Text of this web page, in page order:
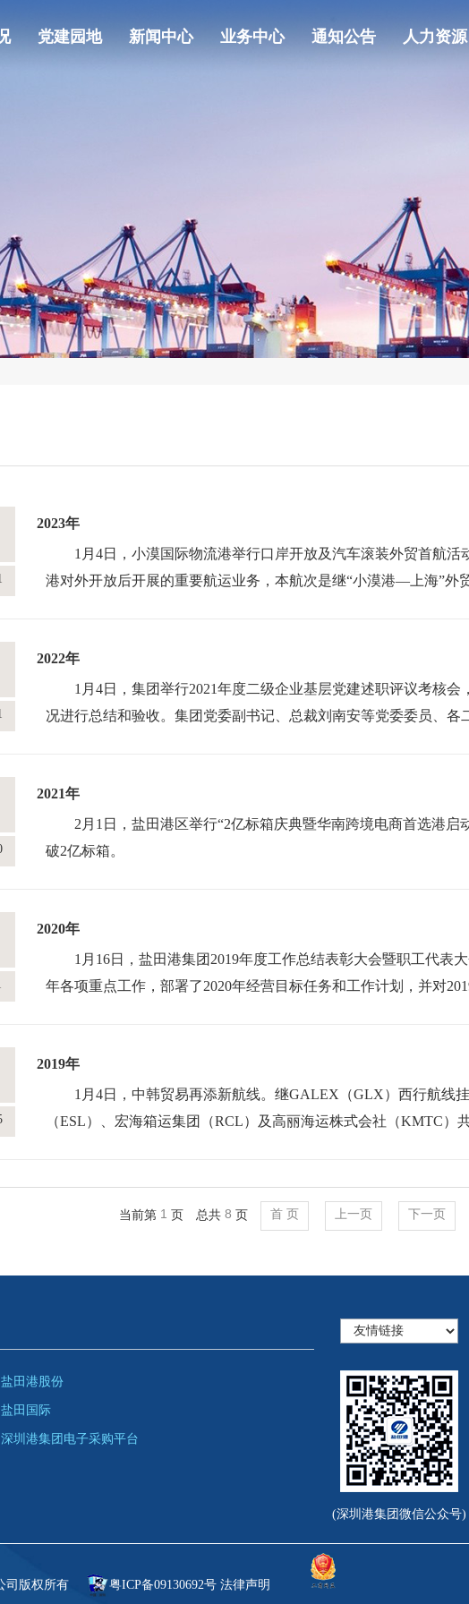
党建园地 新闻中心 业务中心 通知公告 人力资源
2023年
1月4日，小漠国际物流港举行口岸开放及汽车滚装外贸首航活
港对外开放后开展的重要航运业务，本航次是继“小漠港—上海”外
列。
1月18日，全球最大LNG运输加注船“海油石油301”在全球最大
全球最大型的双燃料动力集装箱船“达飞协和号”加注6000立方米
时期集团高质量发展思路举措。集团董事长胡朝阳以《一流港口、
话，号召全体干部员工进一步解放思想、凝聚共识，以奔跑的姿
现“奋进资产千亿规模、跻身中国企业五百强行列”发展目标。
3月21日上午9时许，深圳港集团在海港大厦隆重举行揭牌仪式，
港集团”，开启续写高质量发展新征程。
3月28日，华舟海洋与中国石油广东石化在海港大厦签署船舶运
4月，高栏—盐田组合港启动仪式暨业务推介会在广东珠海举行
田港区开通的第4个粤港澳大湾区组合港。
4月16日，深圳港集团党委召开学习贯彻习近平新时代中国特
委书记胡朝阳作动员讲话，党委副书记钟珊群主持会议。市委第一
员、总部各部门中层副职以上及各企业负责同志参加会议。
标志着“小漠港—东南亚”滚装船航线正式开通，为华南地区外贸汽
5月9日，深圳港集团与中集集团签署战略合作框架协议。
顺利靠泊小漠港区1#泊位，刷新了小漠港区自开港运营以来首次接
5月13日，由深圳港集团主办、大铲湾公司承办的2023深圳国际
田）圆满收官，来自全球20个国家和地区的近300家展商参展，万
上销售。展会达成意向交易额103亿元，入场观众6万人次，现场交
5月15日，国务院国资委公布最新的“双百企业”名单，深圳港集
一。
5月17日，深圳港集团董事长胡朝阳带队赴潮州调研，与潮州市
开展座谈。
2022年
1月4日，集团举行2021年度二级企业基层党建述职评议考核会
况进行总结和验收。集团党委副书记、总裁刘南安等党委委员、各
万象。本次班列采用铁路转关模式出口，货物的报关、审单、查验
班列运抵磨憨铁路口岸后完成转关核销即可出境。
1月20日，盐田港冷链服务仓项目顺利竣工验收，标志着盐田港
第一次股东大会、第一届董事会第一次会议及第一届监事会第一次
股份制改造和上市筹备工作取得重要进展。
1月30日，盐田港集团党委召开党史学习教育总结会议。会议深
史学习教育常态化长效化进行部署安排。
3月4日，为支援香港抗击疫情，保障深港两地跨境生活生产物
源海铁保障专线正式启动运行，首批供港应急物资（新型冠状病
同，标志着小漠国际物流港（一期）2022年一季度港口服务签约量
3月20日，盐田港舟山石油储运基地项目建设取得重大工程节点
周期仅用时23个工作日，是舟山石油储运基地项目建设的里程碑
3月20日上午11时，随着一声火车汽笛长鸣，满载医疗、生活物
式联运班列正式开通。
3月，交通运输部、应急管理部和中华全国总工会联合公布了
程”冠名项目名单。其中，惠州荃湾港区煤炭码头项目冠名为2018年
3月30日，盐田港集团与深圳市环水集团、资本运营集团、环水
资本公司作为代表签署增资协议，对环水投资集团进行增资。双方
等方面开展进一步合作，共同打造先行示范区市属国企合作新典范。
3月30日，深赣港产城公司在赣州市以底价竞得深赣港产城合作
亩商业用地，标志着深赣港产城合作区步入建设发展“快车道”，有
2021年
2月1日，盐田港区举行“2亿标箱庆典暨华南跨境电商首选港启
破2亿标箱。
国企获得了可媲美央企的低利率。
3月16日，盐田港集团党委通过视频会议的形式，在系统内召
书记、总裁刘南安传达了中央和省委、市委党史学习教育相关会议
得关键性成果。
3月29日，集团举行数字化转型顶层设计规划咨询项目启动动员
议。
4月1-2日，湖北省交通运输厅、湖北省发改委联合对“长江中游
务港产协同发展’铁水公联运示范工程”进行省级审核验收，经考察
4月7日，赣(州)深(圳)组合港开通运营暨“双区联动”跨境电商班
5月11日，盐田港集团与中石化燃料油销售有限公司签署合作意
5月17日，深圳市盐田港集团有限公司作为原始权益人的红土创
证券投资基金获得中国证监会准予注册的批复，成为全国首批获准
一，获准募集份额为8亿份，预计发行规模为17.3-19.04亿元。
5月25日，在深圳市海绵城市建设2020年度优秀项目经验分享会
仪式上，置业公司半山悦海花园项目荣获2020年度深圳市“社会资
6月1日，盐田港集团与和记黄埔就合资设立盐田东区集装箱码头
港区一期工程及相关配套工程建设全面启动。集团副总裁彭洪波出
2020年
1月16日，盐田港集团2019年度工作总结表彰大会暨职工代表大
年各项重点工作，部署了2020年经营目标任务和工作计划，并对
式上致辞，500多人次的系统内员工参加了启动仪式及后续活动。
1月27日，集团董事长孙波主持召开了盐田港集团党委扩大会议
作领导小组会议，会议传达学习了习近平总书记在中央政治局常
2月25日，“东方广州”号抵达大铲湾，标志着日本印尼KTX3南
3月31日，物流公司与合作方深圳市赛格物业管理有限公司在盐
4月10日，盐田港区专用疏港铁路——平盐铁路鹤山班列(盐田-平
每日准时准点发运，成为平盐海铁联运第8条货运集装箱五定班列(
价)。
4月17日，盐田港区新增“黄埔-香港-盐田”驳船直航定班航线。
五靠泊黄埔，周三、周六靠泊香港，周四、周日挂靠盐田接驳远洋
4月25日，在进行一次性资质备案后，一批需进行整船换装的集
上，完成了盐田港区整船换装新模式启用后的首单业务。
4月，物流公司荣获由中国物流与采购联合会颁发的4A级物流企
2019年
1月4日，中韩贸易再添新航线。继GALEX（GLX）西行航线挂
（ESL）、宏海箱运集团（RCL）及高丽海运株式会社（KMTC）
1月15日，以“公益创造美好”为主题的第八届中国公益节成功落
业社会责任方面的杰出表现，斩获2018年度公益集体奖荣誉，为“
化合作达成共识，就合作方向进行了友好深入的交流讨论。
1月份，盐田港集团系统集装箱吞吐量127.65万标箱，同比增长
开门红 1月箱量同比增长3.12%。
2月19日，新春伊始，盐田港集团领导班子拜会盐田区委区政府
军等区领导与盐田港集团董事长孙波、总裁刘南安一行进行了工作
2月28日，盐田港集团举行党群服务中心揭牌仪式。集团党委书
3月，海关总署在《海关总署关于增加黑龙江省内贸货物跨境运
当前第 1 页 总共 8 页 首 页 上一页 下一页
盐田港股份
盐田国际
深圳港集团电子采购平台
(深圳港集团微信公众号)
司版权所有 粤ICP备09130692号 法律声明